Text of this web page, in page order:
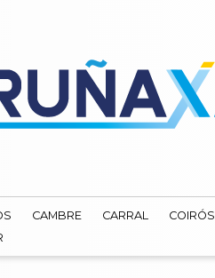
CAMBRE CARRAL COIRÓS